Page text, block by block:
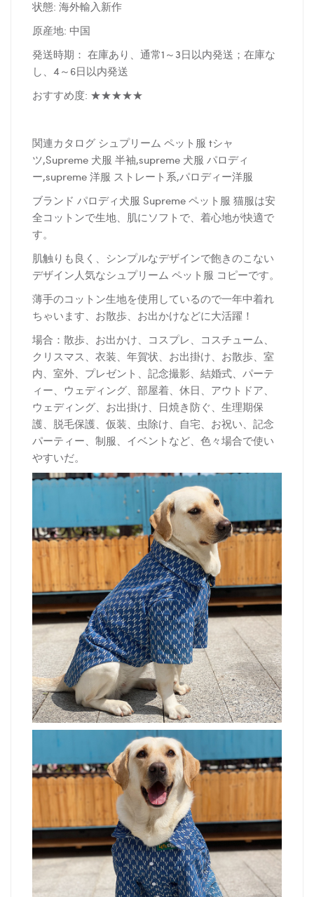
状態: 海外輸入新作
原産地: 中国
発送時期： 在庫あり、通常1～3日以内発送；在庫な
し、4～6日以内発送
おすすめ度: ★★★★★
関連カタログ シュプリーム ペット服 tシャ
ツ,Supreme 犬服 半袖,supreme 犬服 パロディ
ー,supreme 洋服 ストレート系,パロディー洋服
ブランド パロディ犬服 Supreme ペット服 猫服は安
全コットンで生地、肌にソフトで、着心地が快適で
す。
肌触りも良く、シンプルなデザインで飽きのこない
デザイン人気なシュプリーム ペット服 コピーです。
薄手のコットン生地を使用しているので一年中着れ
ちゃいます、お散歩、お出かけなどに大活躍！
場合：散歩、お出かけ、コスプレ、コスチューム、
クリスマス、衣装、年賀状、お出掛け、お散歩、室
内、室外、プレゼント、記念撮影、結婚式、パーテ
ィー、ウェディング、部屋着、休日、アウトドア、
ウェディング、お出掛け、日焼き防ぐ、生理期保
護、脱毛保護、仮装、虫除け、自宅、お祝い、記念
パーティー、制服、イベントなど、色々場合で使い
やすいだ。